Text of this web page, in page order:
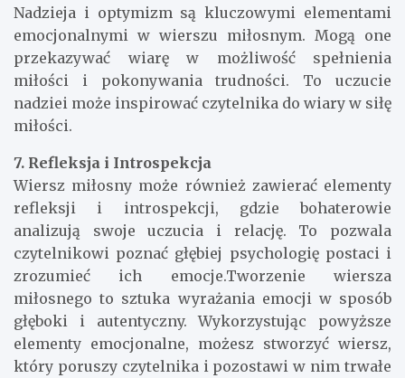
Nadzieja i optymizm są kluczowymi elementami
emocjonalnymi w wierszu miłosnym. Mogą one
przekazywać wiarę w możliwość spełnienia
miłości i pokonywania trudności. To uczucie
nadziei może inspirować czytelnika do wiary w siłę
miłości.
7. Refleksja i Introspekcja
Wiersz miłosny może również zawierać elementy
refleksji i introspekcji, gdzie bohaterowie
analizują swoje uczucia i relację. To pozwala
czytelnikowi poznać głębiej psychologię postaci i
zrozumieć ich emocje.Tworzenie wiersza
miłosnego to sztuka wyrażania emocji w sposób
głęboki i autentyczny. Wykorzystując powyższe
elementy emocjonalne, możesz stworzyć wiersz,
który poruszy czytelnika i pozostawi w nim trwałe